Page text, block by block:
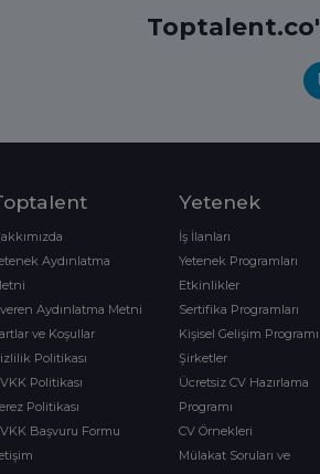
Aydınlatma
Aydınlatma Metni
ve Koşullar
Politikası
Politikası
Politikası
Başvuru Formu
Yetenek
İş İlanları
Yetenek Programları
Etkinlikler
Sertifika Programları
Kişisel Gelişim Programı
Şirketler
Ücretsiz CV Hazırlama
Programı
CV Örnekleri
Mülakat Soruları ve